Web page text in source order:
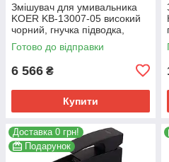
Змішувач для умивальника
KOER KB-13007-05 високий
чорний, гнучка підводка,
картридж 35 мм (KR3445)
Готово до відправки
6 566 ₴
Купити
Доставка 0 грн!
Подарунок